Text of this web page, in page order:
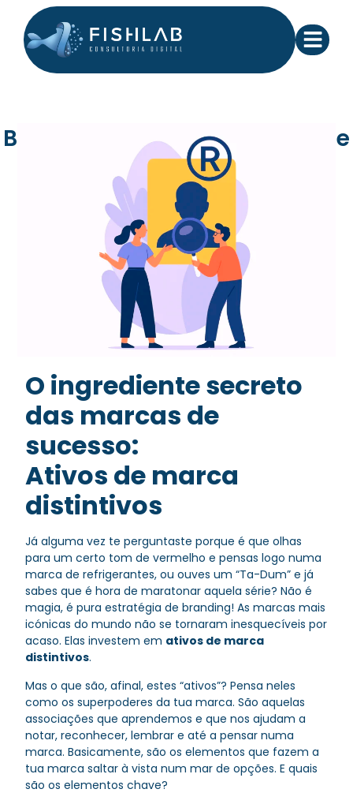
Branding, marcas e ativos que
marcam!
O ingrediente secreto
das marcas de
sucesso:
Ativos de marca
distintivos
Já alguma vez te perguntaste porque é que olhas
para um certo tom de vermelho e pensas logo numa
marca de refrigerantes, ou ouves um “Ta-Dum” e já
sabes que é hora de maratonar aquela série? Não é
magia, é pura estratégia de branding! As marcas mais
icónicas do mundo não se tornaram inesquecíveis por
acaso. Elas investem em ativos de marca
distintivos.
Mas o que são, afinal, estes “ativos”? Pensa neles
como os superpoderes da tua marca. São aquelas
associações que aprendemos e que nos ajudam a
notar, reconhecer, lembrar e até a pensar numa
marca. Basicamente, são os elementos que fazem a
tua marca saltar à vista num mar de opções. E quais
são os elementos chave?